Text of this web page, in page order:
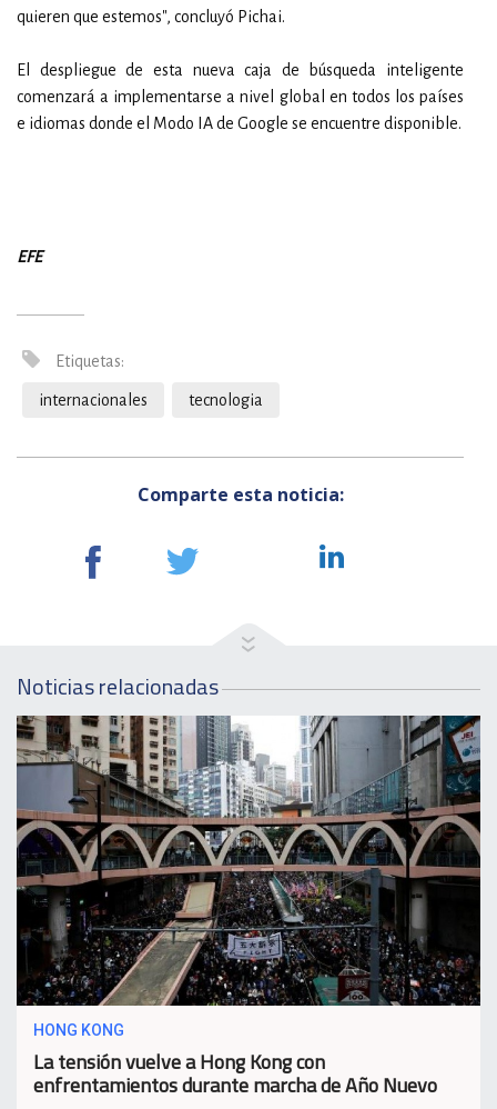
quieren que estemos", concluyó Pichai.
El despliegue de esta nueva caja de búsqueda inteligente
comenzará a implementarse a nivel global en todos los países
e idiomas donde el Modo IA de Google se encuentre disponible.
EFE
Etiquetas:
internacionales tecnologia
Comparte esta noticia:
Noticias relacionadas
HONG KONG
La tensión vuelve a Hong Kong con
enfrentamientos durante marcha de Año Nuevo